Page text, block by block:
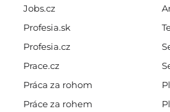
Jobs.cz
Profesia.sk
Profesia.cz
Prace.cz
Práca za rohom
Práce za rohem